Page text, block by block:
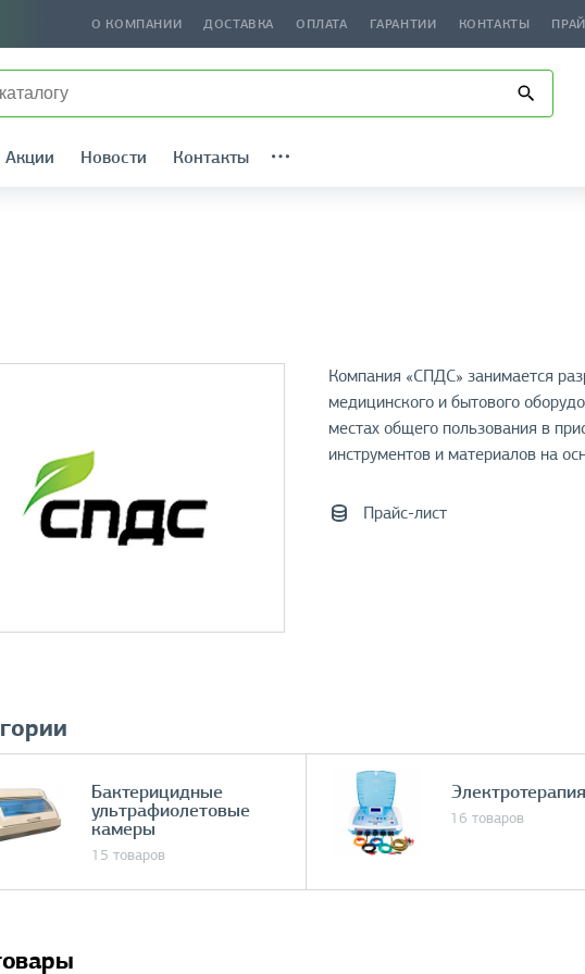
О КОМПАНИИ ДОСТАВКА ОПЛАТА ГАРАНТИИ КОНТАКТЫ
Акции Новости Контакты
Компания «СПДС» занимается
медицинского и бытового
местах общего пользования в
инструментов и материалов на
Прайс-лист
Бактерицидные
ультрафиолетовые
камеры
15 товаров
Электротерапия
16 товаров